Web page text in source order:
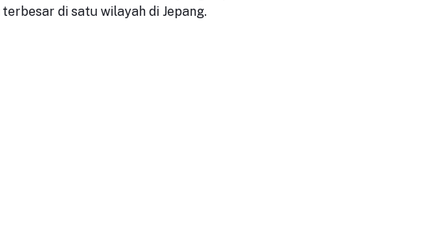
di satu wilayah di Jepang.